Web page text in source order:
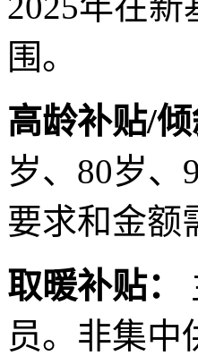
围。
高龄补贴/倾
岁、80岁、
要求和金额
取暖补贴：
员。非集中